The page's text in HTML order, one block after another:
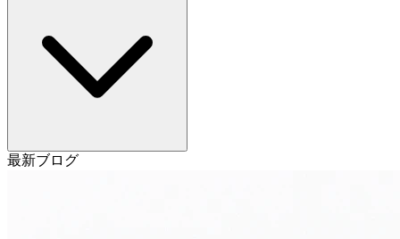
最新ブログ